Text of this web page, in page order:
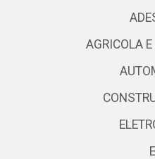
AGRICOLA